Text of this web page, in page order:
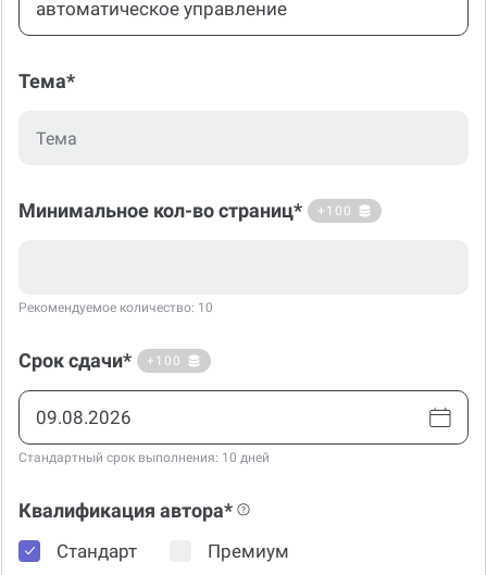
Тема*
Минимальное кол-во страниц* +100
Рекомендуемое количество: 10
Срок сдачи* +100
Стандартный срок выполнения: 10 дней
Квалификация автора*
Стандарт Премиум